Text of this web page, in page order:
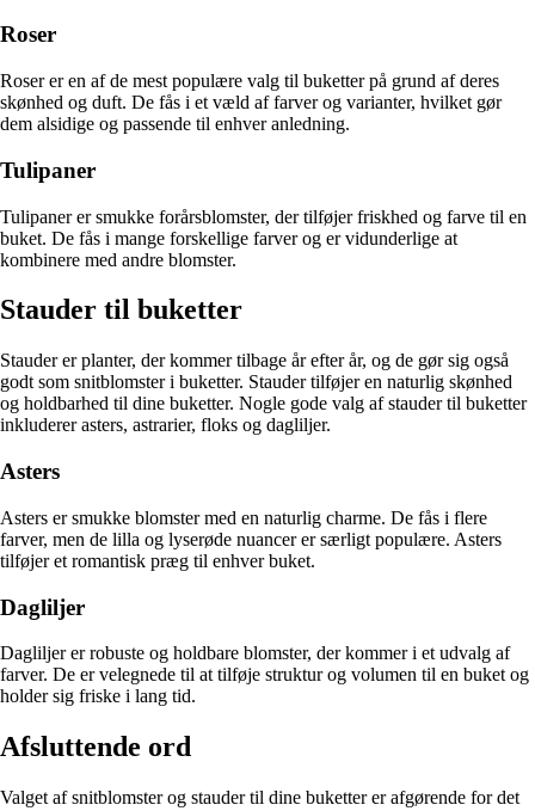
Roser
Roser er en af de mest populære valg til buketter på grund af deres
skønhed og duft. De fås i et væld af farver og varianter, hvilket gør
dem alsidige og passende til enhver anledning.
Tulipaner
Tulipaner er smukke forårsblomster, der tilføjer friskhed og farve til en
buket. De fås i mange forskellige farver og er vidunderlige at
kombinere med andre blomster.
Stauder til buketter
Stauder er planter, der kommer tilbage år efter år, og de gør sig også
godt som snitblomster i buketter. Stauder tilføjer en naturlig skønhed
og holdbarhed til dine buketter. Nogle gode valg af stauder til buketter
inkluderer asters, astrarier, floks og dagliljer.
Asters
Asters er smukke blomster med en naturlig charme. De fås i flere
farver, men de lilla og lyserøde nuancer er særligt populære. Asters
tilføjer et romantisk præg til enhver buket.
Dagliljer
Dagliljer er robuste og holdbare blomster, der kommer i et udvalg af
farver. De er velegnede til at tilføje struktur og volumen til en buket og
holder sig friske i lang tid.
Afsluttende ord
Valget af snitblomster og stauder til dine buketter er afgørende for det